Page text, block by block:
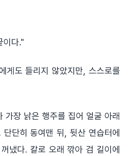
이다."
게도 들리지 않았지만, 스스로를
가장 낡은 행주를 집어 얼굴 아래
단히 동여맨 뒤, 뒷산 연습터에
냈다. 칼로 오래 깎아 검 길이에